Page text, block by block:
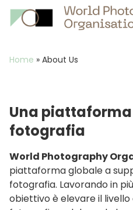
Breadcrumb
Home » About Us
Una
fotografia
World Photography
piattaforma globale a
fotografia. Lavorando in
obiettivo è elevare il